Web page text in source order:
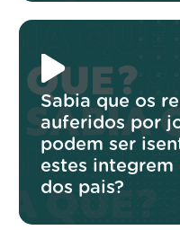
Sabia que os
auferidos por
podem ser
estes
dos pais?